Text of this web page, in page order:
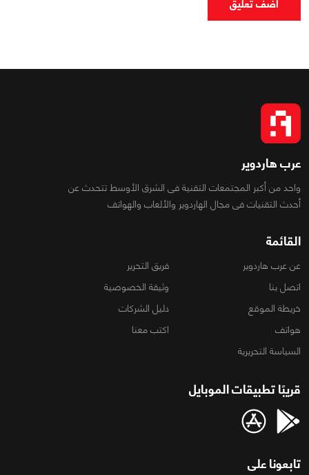
اضف تعليق
عرب هاردوير
واحد من أكبر المجتمعات التقنية فى الشرق الأوسط تتحدث عن
أحدث التقنيات فى مجال الهاردوير والألعاب والهواتف
القائمة
عن عرب هاردوير
فريق التحرير
اتصل بنا
وثيقة الخصوصية
خريطة الموقع
دليل الشركات
هواتف
اكتب معنا
السياسة التحريرية
قريبًا تطبيقات الموبايل
تابعونا على